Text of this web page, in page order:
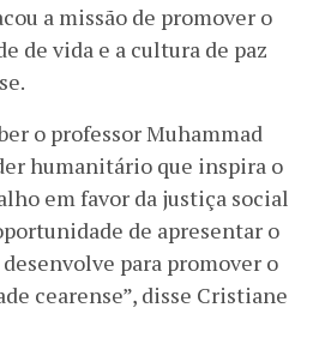
a missão de promover o
de vida e a cultura de paz
o professor Muhammad
humanitário que inspira o
em favor da justiça social
de apresentar o
para promover o
cearense”, disse Cristiane